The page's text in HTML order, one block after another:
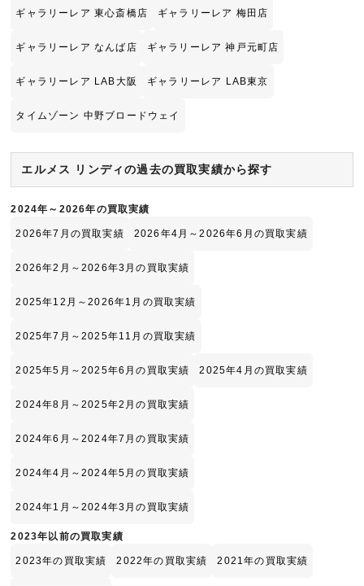
ギャラリーレア 東心斎橋店 ギャラリーレア 梅田店
ギャラリーレア なんば店 ギャラリーレア 神戸元町店
ギャラリーレア LAB大阪 ギャラリーレア LAB東京
タイムゾーン 中野ブロードウェイ
エルメス リンディの過去の買取実績から探す
2024年～2026年の買取実績
2026年7月の買取実績 2026年4月～2026年6月の買取実績
2026年2月～2026年3月の買取実績
2025年12月～2026年1月の買取実績
2025年7月～2025年11月の買取実績
2025年5月～2025年6月の買取実績 2025年4月の買取実績
2024年8月～2025年2月の買取実績
2024年6月～2024年7月の買取実績
2024年4月～2024年5月の買取実績
2024年1月～2024年3月の買取実績
2023年以前の買取実績
2023年の買取実績 2022年の買取実績 2021年の買取実績